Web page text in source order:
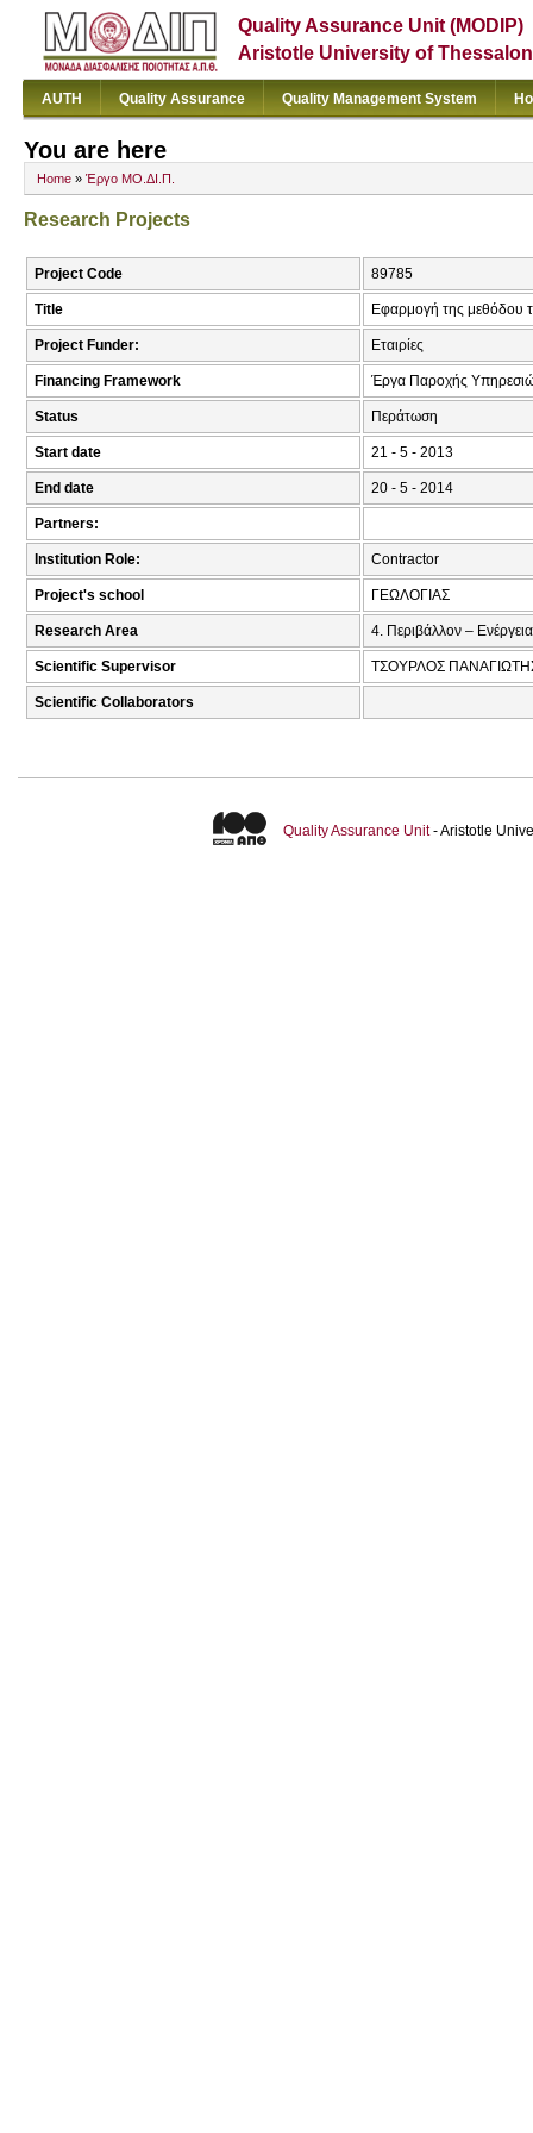
Quality Assurance Unit (MODIP)
Aristotle University of
AUTH Quality Assurance Quality Management System
You are here
Home » Έργο ΜΟ.ΔΙ.Π.
Research Projects
Project Code 89785
Title Εφαρμογή της μεθόδου
Project Funder: Εταιρίες
Financing Framework Έργα Παροχής
Status Περάτωση
Start date 21 - 5 - 2013
End date 20 - 5 - 2014
Partners:
Institution Role: Contractor
Project's school ΓΕΩΛΟΓΙΑΣ
Research Area 4. Περιβάλλον – Ενέργεια
Scientific Supervisor ΤΣΟΥΡΛΟΣ
Scientific Collaborators
Quality Assurance Unit- Aristotle